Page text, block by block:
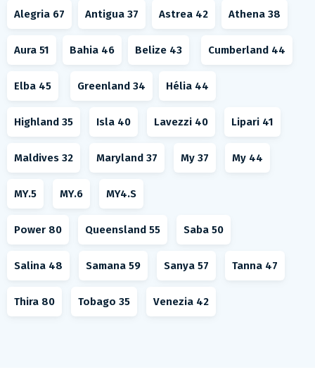
Alegria 67 Antigua 37 Astrea 42 Athena 38
Aura 51 Bahia 46 Belize 43 Cumberland 44
Elba 45 Greenland 34 Hélia 44
Highland 35 Isla 40 Lavezzi 40 Lipari 41
Maldives 32 Maryland 37 My 37 My 44
MY.5 MY.6 MY4.S
Power 80 Queensland 55 Saba 50
Salina 48 Samana 59 Sanya 57 Tanna 47
Thira 80 Tobago 35 Venezia 42